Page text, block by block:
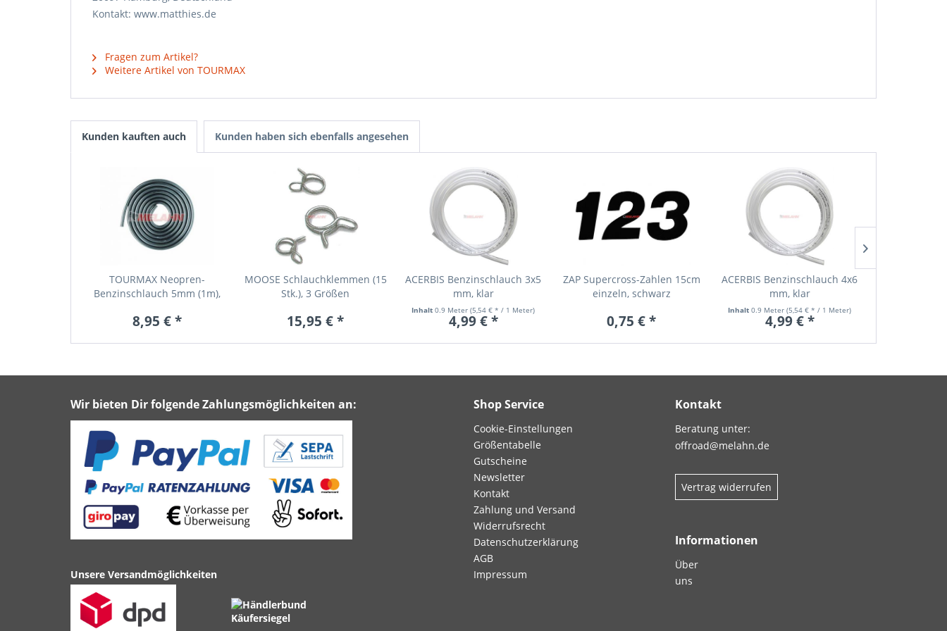
Kontakt: www.matthies.de
Fragen zum Artikel?
Weitere Artikel von TOURMAX
Kunden kauften auch Kunden haben sich ebenfalls angesehen
TOURMAX Neopren-
Benzinschlauch 5mm (1m),
8,95 € *
MOOSE Schlauchklemmen (15
Stk.), 3 Größen
15,95 € *
ACERBIS Benzinschlauch 3x5
mm, klar
Inhalt0.9 Meter(5,54 € * / 1 Meter)
4,99 € *
ZAP Supercross-Zahlen 15cm
einzeln, schwarz
0,75 € *
ACERBIS Benzinschlauch 4x6
mm, klar
Inhalt0.9 Meter(5,54 € * / 1 Meter)
4,99 € *
Wir bieten Dir folgende Zahlungsmöglichkeiten an:
Unsere Versandmöglichkeiten
Shop Service
Cookie-Einstellungen
Größentabelle
Gutscheine
Newsletter
Kontakt
Zahlung und Versand
Widerrufsrecht
Datenschutzerklärung
AGB
Impressum
Kontakt
Beratung unter:
offroad@melahn.de
Vertrag widerrufen
Informationen
Über
uns